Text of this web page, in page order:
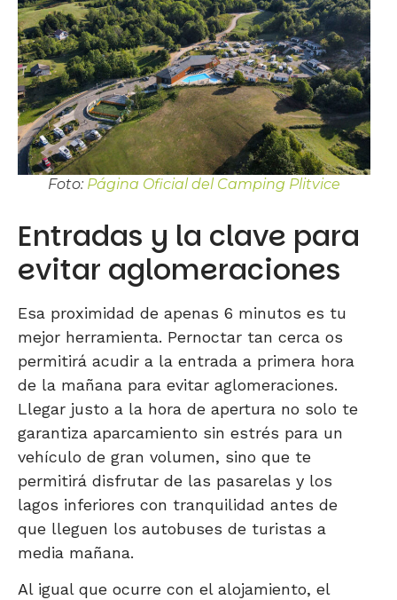
Foto: Página Oficial del Camping Plitvice
Entradas y la clave para
evitar aglomeraciones
Esa proximidad de apenas 6 minutos es tu
mejor herramienta. Pernoctar tan cerca os
permitirá acudir a la entrada a primera hora
de la mañana para evitar aglomeraciones.
Llegar justo a la hora de apertura no solo te
garantiza aparcamiento sin estrés para un
vehículo de gran volumen, sino que te
permitirá disfrutar de las pasarelas y los
lagos inferiores con tranquilidad antes de
que lleguen los autobuses de turistas a
media mañana.
Al igual que ocurre con el alojamiento, el